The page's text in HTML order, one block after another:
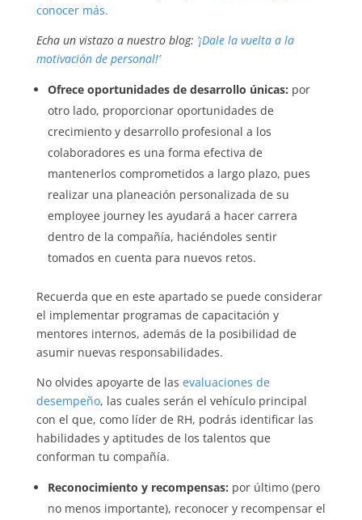
conocer más.
Echa un vistazo a nuestro blog: ‘¡Dale la vuelta a la
motivación de personal!’
Ofrece oportunidades de desarrollo únicas: por
otro lado, proporcionar oportunidades de
crecimiento y desarrollo profesional a los
colaboradores es una forma efectiva de
mantenerlos comprometidos a largo plazo, pues
realizar una planeación personalizada de su
employee journey les ayudará a hacer carrera
dentro de la compañía, haciéndoles sentir
tomados en cuenta para nuevos retos.
Recuerda que en este apartado se puede considerar
el implementar programas de capacitación y
mentores internos, además de la posibilidad de
asumir nuevas responsabilidades.
No olvides apoyarte de las evaluaciones de
desempeño, las cuales serán el vehículo principal
con el que, como líder de RH, podrás identificar las
habilidades y aptitudes de los talentos que
conforman tu compañía.
Reconocimiento y recompensas: por último (pero
no menos importante), reconocer y recompensar el